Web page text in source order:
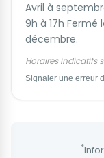
Avril à
9h à 17h Fermé
décembre.
Horaires indicatifs
Signaler une erreur
*